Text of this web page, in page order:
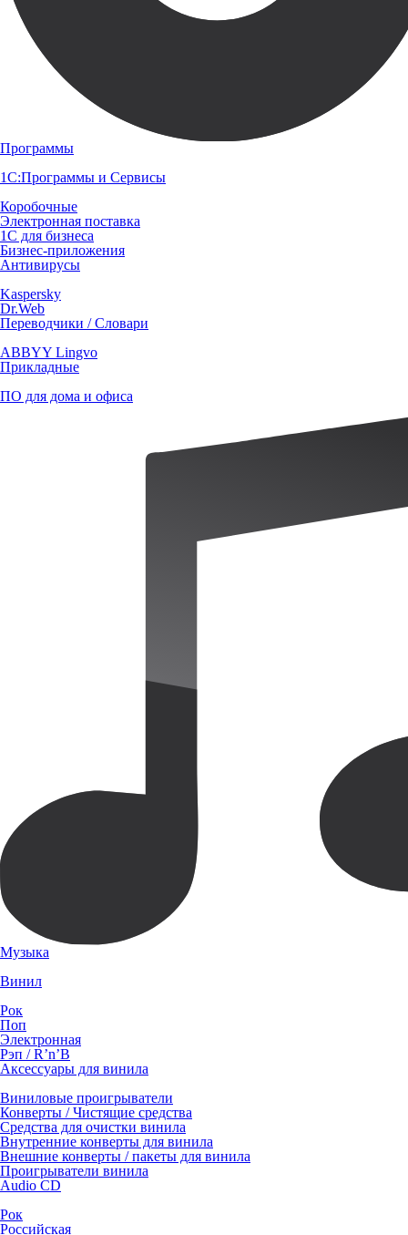
Программы
1С:Программы и Сервисы
Коробочные
Электронная поставка
1С для бизнеса
Бизнес-приложения
Антивирусы
Kaspersky
Dr.Web
Переводчики / Словари
ABBYY Lingvo
Прикладные
ПО для дома и офиса
Музыка
Винил
Рок
Поп
Электронная
Рэп / R’n’B
Аксессуары для винила
Виниловые проигрыватели
Конверты / Чистящие средства
Средства для очистки винила
Внутренние конверты для винила
Внешние конверты / пакеты для винила
Проигрыватели винила
Audio CD
Рок
Российская